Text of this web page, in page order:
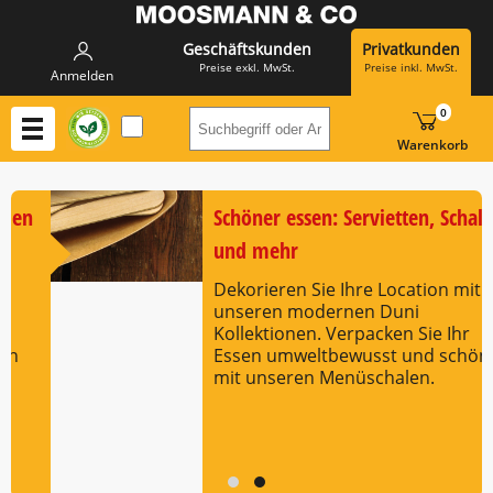
Anmelden
Geschäftskunden
Preise exkl. MwSt.
Privatkunden
Preise inkl. MwSt.
Suchbegriff oder Artikelnummer
Warenkorb
0
Schöner essen: Servietten,
und mehr
Dekorieren Sie Ihre Location mit
unseren modernen Duni
Kollektionen. Verpacken Sie Ihr
Essen umweltbewusst und schön
mit unseren Menüschalen.